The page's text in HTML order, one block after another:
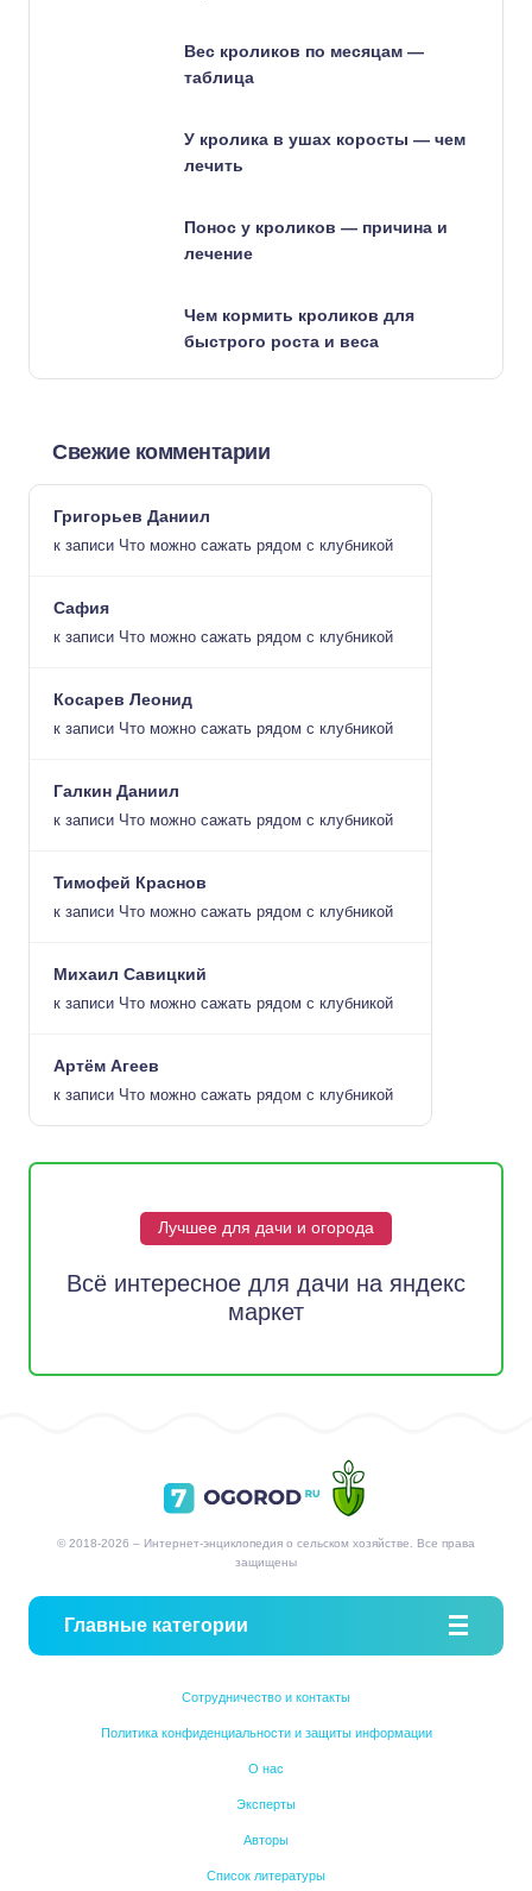
Вес кроликов по месяцам —
таблица
У кролика в ушах коросты — чем
лечить
Понос у кроликов — причина и
лечение
Чем кормить кроликов для
быстрого роста и веса
Свежие комментарии
Григорьев Даниил
к записи Что можно сажать рядом с клубникой
Сафия
к записи Что можно сажать рядом с клубникой
Косарев Леонид
к записи Что можно сажать рядом с клубникой
Галкин Даниил
к записи Что можно сажать рядом с клубникой
Тимофей Краснов
к записи Что можно сажать рядом с клубникой
Михаил Савицкий
к записи Что можно сажать рядом с клубникой
Артём Агеев
к записи Что можно сажать рядом с клубникой
Лучшее для дачи и огорода
Всё интересное для дачи на яндекс
маркет
© 2018-2026 – Интернет-энциклопедия о сельском хозяйстве. Все права
защищены
Главные категории
Сотрудничество и контакты
Политика конфиденциальности и защиты информации
О нас
Эксперты
Авторы
Список литературы